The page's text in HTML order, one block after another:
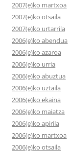
2007(e)ko martxoa
2007(e)ko otsaila
2007(e)ko urtarrila
2006(e)ko abendua
2006(e)ko azaroa
2006(e)ko urria
2006(e)ko abuztua
2006(e)ko uztaila
2006(e)ko ekaina
2006(e)ko maiatza
2006(e)ko apirila
2006(e)ko martxoa
2006(e)ko otsaila